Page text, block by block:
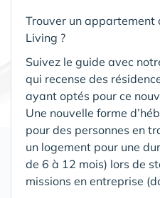
Trouver un appartement
Living ?
Suivez le guide avec
qui recense des
ayant optés pour ce
Une nouvelle forme
pour des personnes en
un logement pour une
de 6 à 12 mois) lors de
missions en entreprise